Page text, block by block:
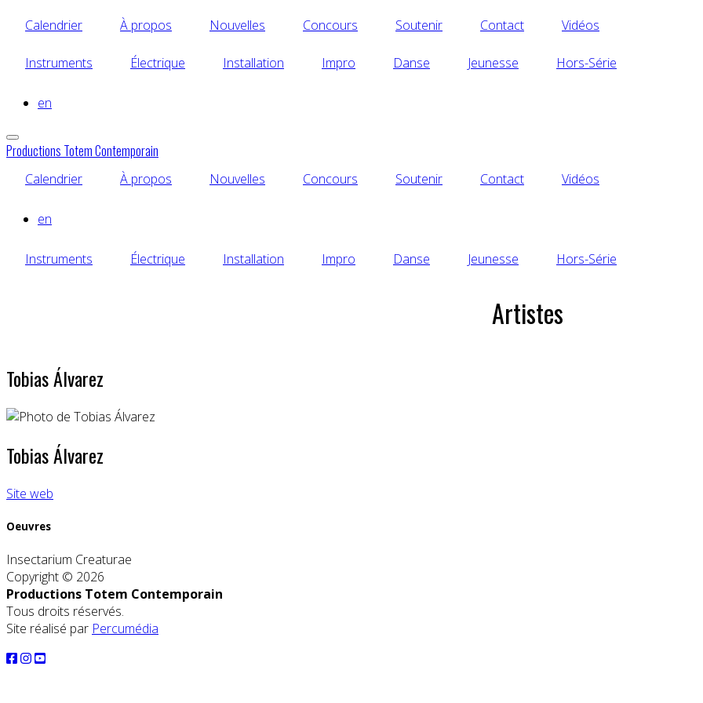
principal
Calendrier À propos Nouvelles Concours Soutenir Contact Vidéos
Instruments Électrique Installation Impro Danse Jeunesse Hors-Série
en
Productions Totem Contemporain
Calendrier À propos Nouvelles Concours Soutenir Contact Vidéos
en
Instruments Électrique Installation Impro Danse Jeunesse Hors-Série
Artistes
Tobias Álvarez
Tobias Álvarez
Site web
Oeuvres
Insectarium Creaturae
Copyright © 2026
Productions Totem Contemporain
Tous droits réservés.
Site réalisé par Percumédia